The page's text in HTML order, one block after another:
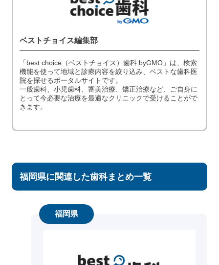
ベストチョイス編集部
「best choice（ベストチョイス）歯科 byGMO」は、検索
機能を使って地域と診療内容を絞り込み、ベストな歯科医
院を探せるポータルサイトです。
一般歯科、小児歯科、審美治療、矯正治療など、ご自身に
とって今必要な治療を最適なクリニックで受けることがで
きます。
福岡県に関連した歯科まとめ一覧
福岡県